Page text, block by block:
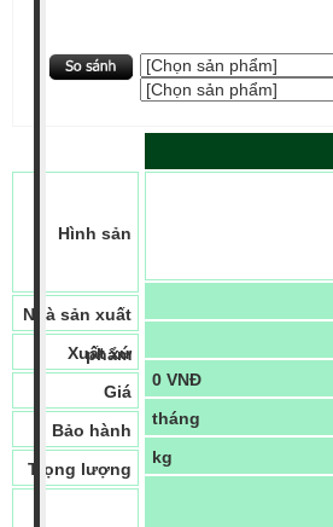
Hình sản
phẩm
Nhà sản xuất
Xuất xứ
Giá
Bảo hành
Trọng lượng
0 VNĐ
tháng
kg